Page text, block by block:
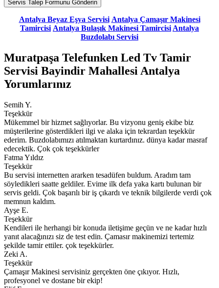
Antalya Beyaz Eşya Servisi Antalya Çamaşır Makinesi
Tamircisi Antalya Bulaşık Makinesi TamircisiAntalya
Buzdolabı Servisi
Muratpaşa Telefunken Led Tv Tamir
Servisi Bayindir Mahallesi Antalya
Yorumlarınız
Semih Y.
Teşekkür
Mükemmel bir hizmet sağlıyorlar. Bu vizyonu geniş ekibe biz
müşterilerine gösterdikleri ilgi ve alaka için tekrardan teşekkür
ederim. Buzdolabımızı atılmaktan kurtardınız. dünya kadar masraf
edecektik. Çok çok teşekkürler
Fatma Yıldız
Teşekkür
Bu servisi internetten ararken tesadüfen buldum. Aradım tam
söyledikleri saatte geldiler. Evime ilk defa yaka kartı bulunan bir
servis geldi. Çok başarılı bir iş çıkardı ve teknik bilgilerde verdi çok
memnun kaldım.
Ayşe E.
Teşekkür
Kendileri ile herhangi bir konuda iletişime geçün ve ne kadar hızlı
yanıt alacağınızı siz de test edin. Çamasır makinemizi tertemiz
şekilde tamir ettiler. çok teşekkürler.
Zeki A.
Teşekkür
Çamaşır Makinesi servisiniz gerçekten öne çıkıyor. Hızlı,
profesyonel ve dostane bir ekip!